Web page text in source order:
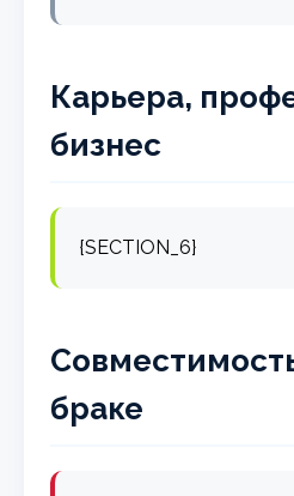
Карьера,
бизнес
{SECTION_6}
браке